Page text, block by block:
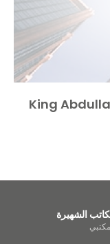
King
الشهيرة